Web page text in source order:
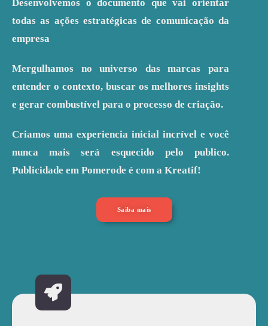
Desenvolvemos o documento que vai orientar
todas as ações estratégicas de comunicação da
empresa
Mergulhamos no universo das marcas para
entender o contexto, buscar os melhores insights
e gerar combustível para o processo de criação.
Criamos uma experiencia inicial incrível e você
nunca mais será esquecido pelo publico.
Publicidade em Pomerode é com a Kreatif!
Saiba mais